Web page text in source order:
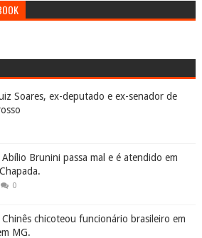
Soares, ex-deputado e ex-senador de
Brunini passa mal e é atendido em
0
chicoteou funcionário brasileiro em
MG.